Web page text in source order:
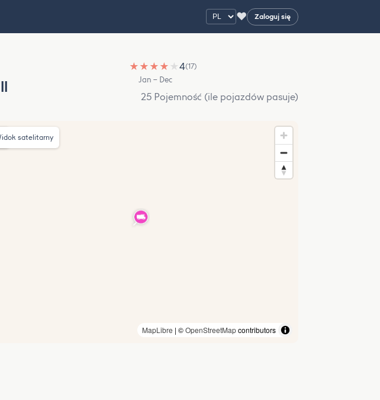
♥ Zaloguj się
★ ★ ★ ★ ★4(17)
Jan – Dec
25 Pojemność (ile pojazdów pasuje)
MapLibre | ©OpenStreetMapcontributors
satelitarny